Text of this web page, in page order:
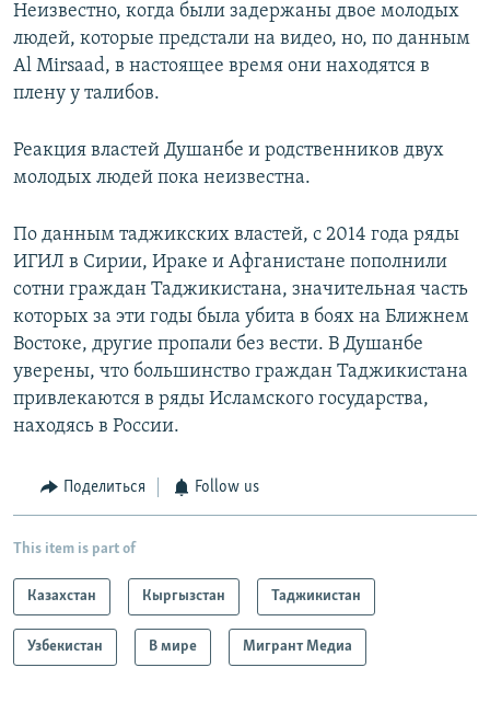
Неизвестно, когда были задержаны двое молодых
людей, которые предстали на видео, но, по данным
Al Mirsaad, в настоящее время они находятся в
плену у талибов.
Реакция властей Душанбе и родственников двух
молодых людей пока неизвестна.
По данным таджикских властей, с 2014 года ряды
ИГИЛ в Сирии, Ираке и Афганистане пополнили
сотни граждан Таджикистана, значительная часть
которых за эти годы была убита в боях на Ближнем
Востоке, другие пропали без вести. В Душанбе
уверены, что большинство граждан Таджикистана
привлекаются в ряды Исламского государства,
находясь в России.
Поделиться Follow us
This item is part of
Казахстан Кыргызстан Таджикистан
Узбекистан В мире Мигрант Медиа